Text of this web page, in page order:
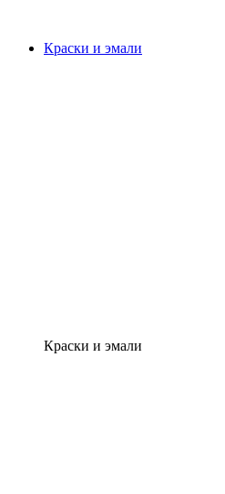
Краски и эмали
Краски и эмали